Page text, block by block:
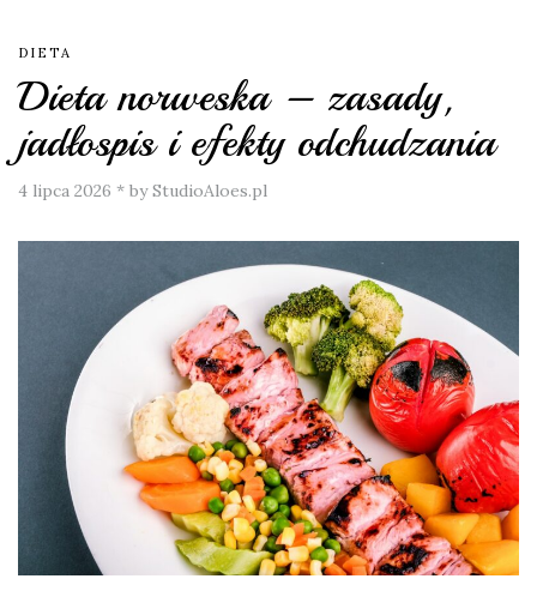
DIETA
Dieta norweska – zasady,
jadłospis i efekty odchudzania
4 lipca 2026 * by StudioAloes.pl